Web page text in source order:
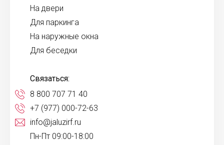
На двери
Для паркинга
На наружные окна
Для беседки
Связаться:
8 800 707 71 40
+7 (977) 000-72-63
info@jaluzirf.ru
Пн-Пт 09:00-18:00